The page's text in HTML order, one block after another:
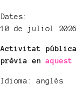
Dates:
10 de juliol
Activitat pública
prèvia enaquest
Idioma: anglès